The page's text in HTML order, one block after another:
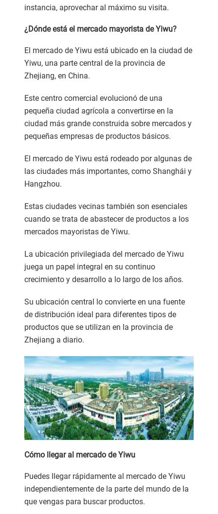
instancia, aprovechar al máximo su visita.
¿Dónde está el mercado mayorista de Yiwu?
El mercado de Yiwu está ubicado en la ciudad de
Yiwu, una parte central de la provincia de
Zhejiang, en China.
Este centro comercial evolucionó de una
pequeña ciudad agrícola a convertirse en la
ciudad más grande construida sobre mercados y
pequeñas empresas de productos básicos.
El mercado de Yiwu está rodeado por algunas de
las ciudades más importantes, como Shanghái y
Hangzhou.
Estas ciudades vecinas también son esenciales
cuando se trata de abastecer de productos a los
mercados mayoristas de Yiwu.
La ubicación privilegiada del mercado de Yiwu
juega un papel integral en su continuo
crecimiento y desarrollo a lo largo de los años.
Su ubicación central lo convierte en una fuente
de distribución ideal para diferentes tipos de
productos que se utilizan en la provincia de
Zhejiang a diario.
Cómo llegar al mercado de Yiwu
Puedes llegar rápidamente al mercado de Yiwu
independientemente de la parte del mundo de la
que vengas para buscar productos.